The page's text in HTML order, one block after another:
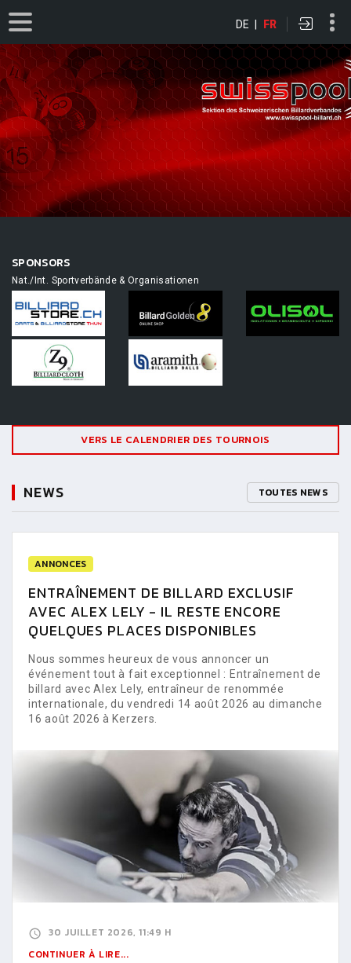
DE | FR
SPONSORS
Nat./Int. Sportverbände & Organisationen
VERS LE CALENDRIER DES TOURNOIS
NEWS TOUTES NEWS
ANNONCES
ENTRAÎNEMENT DE BILLARD EXCLUSIF
AVEC ALEX LELY - IL RESTE ENCORE
QUELQUES PLACES DISPONIBLES
Nous sommes heureux de vous annoncer un
événement tout à fait exceptionnel : Entraînement de
billard avec Alex Lely, entraîneur de renommée
internationale, du vendredi 14 août 2026 au dimanche
16 août 2026 à Kerzers.
30 JUILLET 2026, 11:49 H
CONTINUER À LIRE...